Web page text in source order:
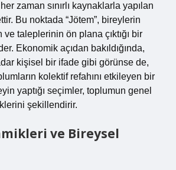
zaman sınırlı kaynaklarla yapılan
Bu noktada “Jötem”, bireylerin
taleplerinin ön plana çıktığı bir
Ekonomik açıdan bakıldığında,
kişisel bir ifade gibi görünse de,
kolektif refahını etkileyen bir
yaptığı seçimler, toplumun genel
şekillendirir.
ve Bireysel